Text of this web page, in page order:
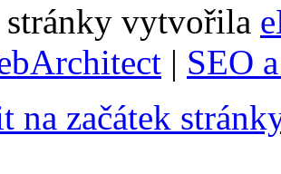
stránky vytvořila
| SEO
na začátek